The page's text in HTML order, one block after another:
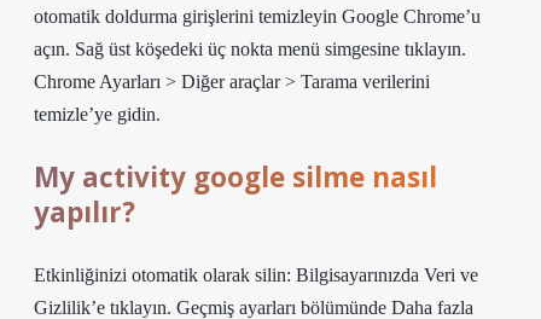
otomatik doldurma girişlerini temizleyin Google Chrome’u
açın. Sağ üst köşedeki üç nokta menü simgesine tıklayın.
Chrome Ayarları > Diğer araçlar > Tarama verilerini
temizle’ye gidin.
My activity google silme nasıl
yapılır?
Etkinliğinizi otomatik olarak silin: Bilgisayarınızda Veri ve
Gizlilik’e tıklayın. Geçmiş ayarları bölümünde Daha fazla